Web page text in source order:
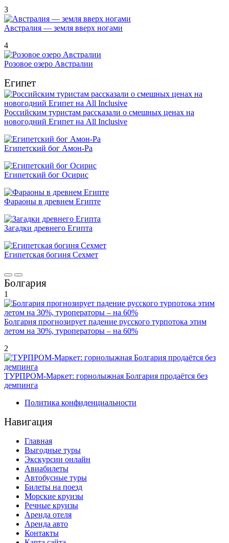
3
Австралия — земля вверх ногами
4
Розовое озеро Австралии
Египет
Российским туристам рассказали о смешных ценах на
новогодний Египет на All Inclusive
Египетский бог Амон-Ра
Египетский бог Осирис
Фараоны в древнем Египте
Загадки древнего Египта
Египетская богиня Сехмет
Болгария
1
Болгария прогнозирует падение русского турпотока этим
летом на 30%, туроператоры – на 60%
2
ТУРПРОМ-Маркет: горнолыжная Болгария продаётся без
демпинга
Политика конфиденциальности
Навигация
Главная
Выгодные туры
Экскурсии онлайн
Авиабилеты
Автобусные туры
Билеты на поезд
Морские круизы
Речные круизы
Аренда отеля
Аренда авто
Контакты